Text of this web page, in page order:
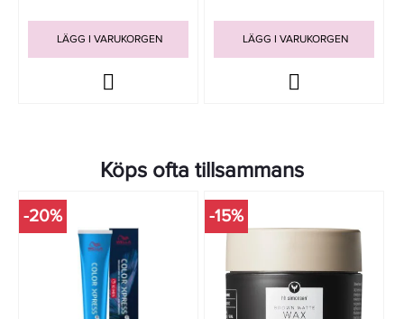
LÄGG I VARUKORGEN LÄGG I VARUKORGEN
Köps ofta tillsammans
-20% -15%